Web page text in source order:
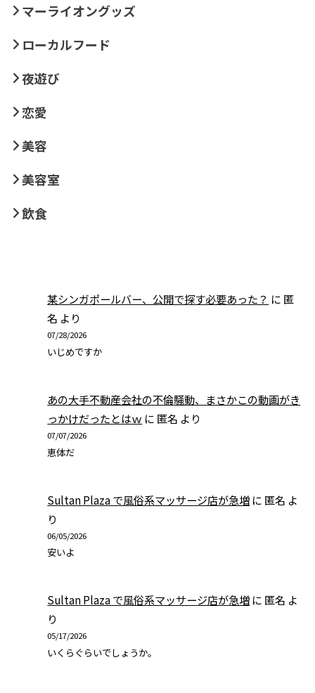
マーライオングッズ
ローカルフード
夜遊び
恋愛
美容
美容室
飲食
某シンガポールバー、公開で探す必要あった？ に 匿
名 より
07/28/2026
いじめですか
あの大手不動産会社の不倫騒動、まさかこの動画がき
っかけだったとはｗ に 匿名 より
07/07/2026
恵体だ
Sultan Plaza で風俗系マッサージ店が急増 に 匿名 よ
り
06/05/2026
安いよ
Sultan Plaza で風俗系マッサージ店が急増 に 匿名 よ
り
05/17/2026
いくらぐらいでしょうか。